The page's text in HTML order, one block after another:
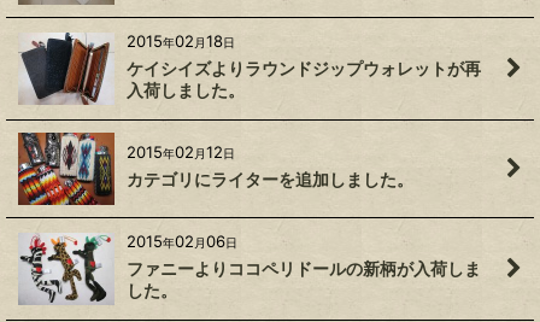
2015年02 月18日
ケイシイズよりラウンドジップウォレットが再
入荷しました。
2015年02 月12日
カテゴリにライターを追加しました。
2015年02 月06日
ファニーよりココペリドールの新柄が入荷しま
した。